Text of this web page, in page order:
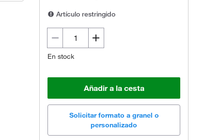
Artículo restringido
En stock
Añadir a la cesta
Solicitar formato a granel o
personalizado